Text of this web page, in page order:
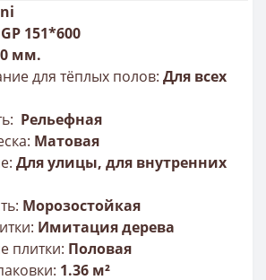
GP 151*600
мм.
для тёплых полов: Для всех
Рельефная
Матовая
Для улицы, для внутренних
Морозостойкая
Имитация дерева
плитки: Половая
1.36 м²